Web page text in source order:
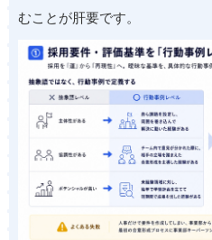
むことが肝要です。